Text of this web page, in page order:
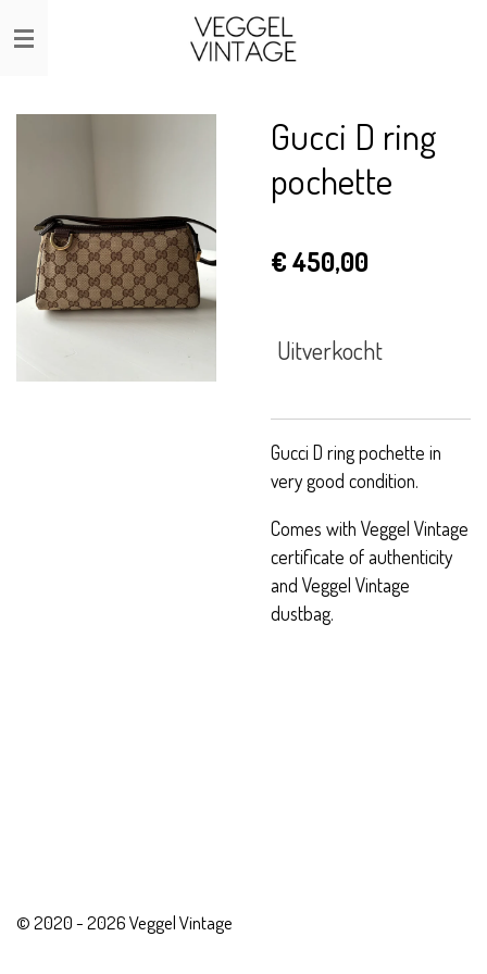
Ga
direct
de
Gucci D ring
pochette
€ 450,00
Uitverkocht
Gucci D ring pochette in
very good condition.
Comes with Veggel Vintage
certificate of authenticity
and Veggel Vintage
dustbag.
© 2020 - 2026 Veggel Vintage